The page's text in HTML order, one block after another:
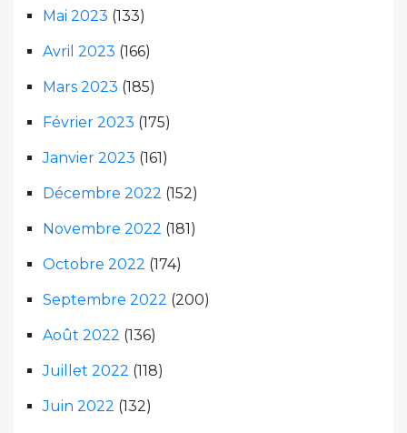
Mai 2023 (133)
Avril 2023 (166)
Mars 2023 (185)
Février 2023 (175)
Janvier 2023 (161)
Décembre 2022 (152)
Novembre 2022 (181)
Octobre 2022 (174)
Septembre 2022 (200)
Août 2022 (136)
Juillet 2022 (118)
Juin 2022 (132)